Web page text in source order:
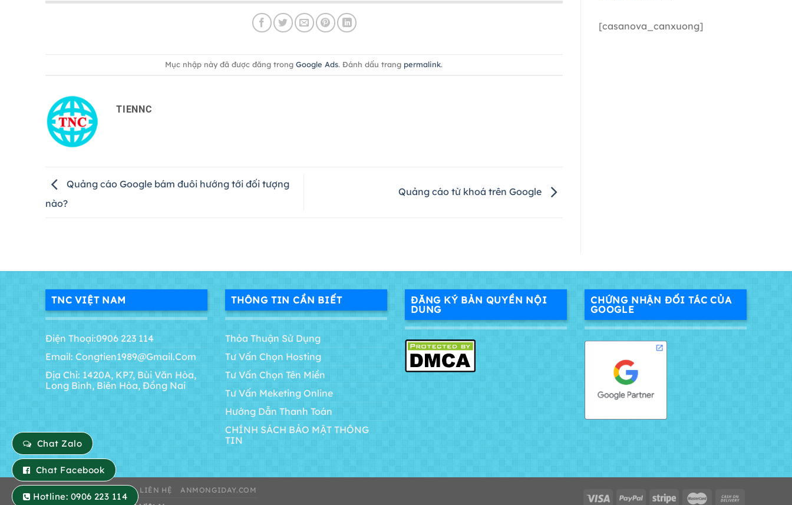
Mục nhập này đã được đăng trongGoogle Ads. Đánh dấu trang permalink.
TIENNC
Quảng cáo Google bám đuôi hướng tới đối tượng
nào?
Quảng cáo từ khoá trên Google
[casanova_canxuong]
TNC VIỆT NAM
Điện Thoại:0906 223 114
Email: Congtien1989@gmail.com
Địa Chỉ: 1420A, KP7, Bùi Văn Hòa,
Long Bình, Biên Hòa, Đồng Nai
THÔNG TIN CẦN BIẾT
Thỏa Thuận Sử Dụng
Tư Vấn Chọn Hosting
Tư Vấn Chọn Tên Miền
Tư Vấn Meketing Online
Hướng Dẫn Thanh Toán
CHÍNH SÁCH BẢO MẬT THÔNG
TIN
ĐĂNG KÝ BẢN QUYỀN NỘI
DUNG
CHỨNG NHẬN ĐỐI TÁC CỦA
GOOGLE
Chat Zalo
Chat Facebook
Hotline: 0906 223 114
LIÊN HỆ ANMONGIDAY.COM